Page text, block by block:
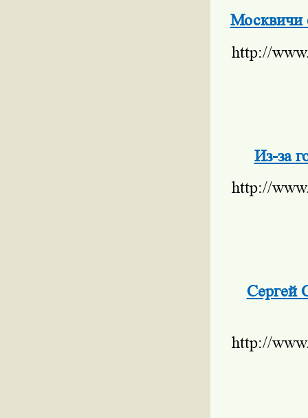
Москвичи
http://
Из-за
http://
Сергей
http://